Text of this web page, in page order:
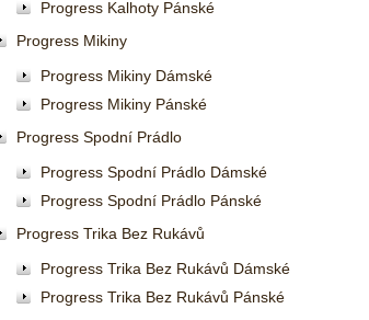
Progress Kalhoty Pánské
Progress Mikiny
Progress Mikiny Dámské
Progress Mikiny Pánské
Progress Spodní Prádlo
Progress Spodní Prádlo Dámské
Progress Spodní Prádlo Pánské
Progress Trika Bez Rukávů
Progress Trika Bez Rukávů Dámské
Progress Trika Bez Rukávů Pánské